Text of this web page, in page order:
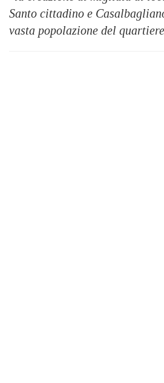
Santo cittadino e
vasta popolazione del